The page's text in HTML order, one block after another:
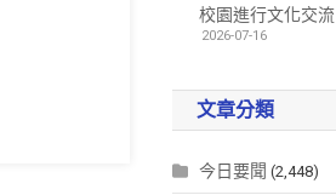
校園進行文化交流
2026-07-16
文章分類
今日要聞 (2,448)